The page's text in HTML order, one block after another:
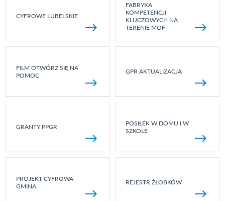
CYFROWE LUBELSKIE
FABRYKA
KOMPETENCJI
KLUCZOWYCH NA
TERENIE MOF
FILM OTWÓRZ SIĘ NA
POMOC
GPR AKTUALIZACJA
GRANTY PPGR
POSIŁEK W DOMU I W
SZKOLE
PROJEKT CYFROWA
GMINA
REJESTR ŻŁOBKÓW